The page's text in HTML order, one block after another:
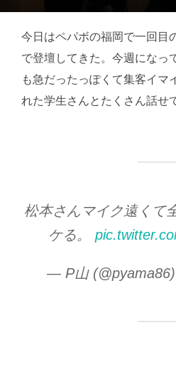
今日はペパボの福岡で一回目
で登壇してきた。今週になっ
も急だったっぽくて集客イマ
れた学生さんとたくさん話せ
松本さんマイク遠くて
ケる。
— P山 (@pyama86)